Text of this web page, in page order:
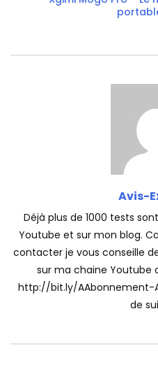
Avis-
Déjà plus de 1000 tests
Youtube et sur mon blog.
contacter je vous conseille
sur ma chaine Youtube
http://bit.ly/AAbonnement-
de